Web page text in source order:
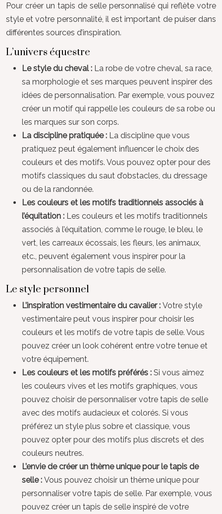
Pour créer un tapis de selle personnalisé qui reflète votre
style et votre personnalité, il est important de puiser dans
différentes sources d’inspiration.
L’univers équestre
Le style du cheval : La robe de votre cheval, sa race,
sa morphologie et ses marques peuvent inspirer des
idées de personnalisation. Par exemple, vous pouvez
créer un motif qui rappelle les couleurs de sa robe ou
les marques sur son corps.
La discipline pratiquée : La discipline que vous
pratiquez peut également influencer le choix des
couleurs et des motifs. Vous pouvez opter pour des
motifs classiques du saut d’obstacles, du dressage
ou de la randonnée.
Les couleurs et les motifs traditionnels associés à
l’équitation : Les couleurs et les motifs traditionnels
associés à l’équitation, comme le rouge, le bleu, le
vert, les carreaux écossais, les fleurs, les animaux,
etc., peuvent également vous inspirer pour la
personnalisation de votre tapis de selle.
Le style personnel
L’inspiration vestimentaire du cavalier : Votre style
vestimentaire peut vous inspirer pour choisir les
couleurs et les motifs de votre tapis de selle. Vous
pouvez créer un look cohérent entre votre tenue et
votre équipement.
Les couleurs et les motifs préférés : Si vous aimez
les couleurs vives et les motifs graphiques, vous
pouvez choisir de personnaliser votre tapis de selle
avec des motifs audacieux et colorés. Si vous
préférez un style plus sobre et classique, vous
pouvez opter pour des motifs plus discrets et des
couleurs neutres.
L’envie de créer un thème unique pour le tapis de
selle : Vous pouvez choisir un thème unique pour
personnaliser votre tapis de selle. Par exemple, vous
pouvez créer un tapis de selle inspiré de votre